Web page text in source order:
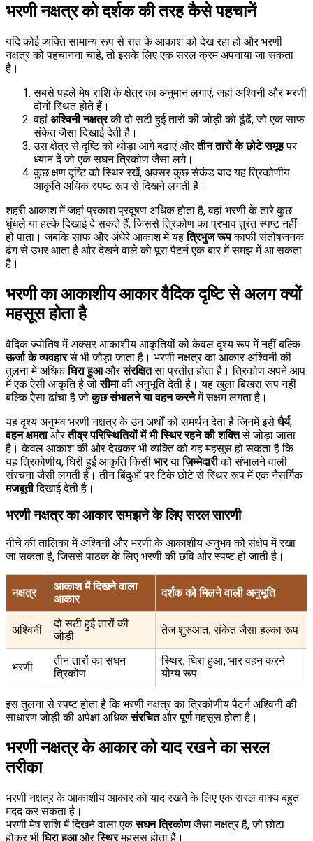
भरणी नक्षत्र को दर्शक की तरह कैसे पहचानें
यदि कोई व्यक्ति सामान्य रूप से रात के आकाश को देख रहा हो और भरणी
नक्षत्र को पहचानना चाहे, तो इसके लिए एक सरल क्रम अपनाया जा सकता
है।
सबसे पहले मेष राशि के क्षेत्र का अनुमान लगाएं, जहां अश्विनी और भरणी
दोनों स्थित होते हैं।
वहां अश्विनी नक्षत्रकी दो सटी हुई तारों की जोड़ी को ढूंढें, जो एक साफ
संकेत जैसा दिखाई देती है।
उस क्षेत्र से दृष्टि को थोड़ा आगे बढ़ाएं औरतीन तारों के छोटे समूहपर
ध्यान दें जो एक सघन त्रिकोण जैसा लगे।
कुछ क्षण दृष्टि को स्थिर रखें, अक्सर कुछ सेकंड बाद यह त्रिकोणीय
आकृति अधिक स्पष्ट रूप से दिखने लगती है।
शहरी आकाश में जहां प्रकाश प्रदूषण अधिक होता है, वहां भरणी के तारे कुछ
धुंधले या हल्के दिखाई दे सकते हैं, जिससे त्रिकोण का प्रभाव तुरंत स्पष्ट नहीं
हो पाता। जबकि साफ और अंधेरे आकाश में यहत्रिभुज रूपकाफी संतोषजनक
ढंग से उभर आता है और देखने वाले को पूरा पैटर्न एक बार में समझ में आ सकता
है।
भरणी का आकाशीय आकार वैदिक दृष्टि से अलग क्यों
महसूस होता है
वैदिक ज्योतिष में अक्सर आकाशीय आकृतियों को केवल दृश्य रूप में नहीं बल्कि
ऊर्जा के व्यवहारसे भी जोड़ा जाता है। भरणी नक्षत्र का आकार अश्विनी की
तुलना में अधिकघिरा हुआऔरसंरक्षितसा प्रतीत होता है। त्रिकोण अपने आप
में एक ऐसी आकृति है जोसीमाकी अनुभूति देती है। यह खुला बिखरा रूप नहीं
बल्कि ऐसा ढांचा है जोकुछ संभालने या वहन करनेमें सक्षम लगता है।
यह दृश्य अनुभव भरणी नक्षत्र के उन अर्थों को समर्थन देता है जिनमें इसे धैर्य,
वहन क्षमताऔरतीव्र परिस्थितियों में भी स्थिर रहने की शक्तिसे जोड़ा जाता
है। केवल आकाश की ओर देखकर भी व्यक्ति को यह महसूस हो सकता है कि
यह त्रिकोणीय, घिरी हुई आकृति किसी भारयाज़िम्मेदारीको संभालने वाली
संरचना जैसी लगती है। तीन बिंदुओं पर टिके छोटे से स्थिर रूप में एक नैसर्गिक
मजबूतीदिखाई देती है।
भरणी नक्षत्र का आकार समझने के लिए सरल सारणी
नीचे की तालिका में अश्विनी और भरणी के आकाशीय अनुभव को संक्षेप में रखा
जा सकता है, जिससे पाठक के लिए भरणी की छवि और स्पष्ट हो जाती है।
नक्षत्र
आकाश में दिखने वाला
आकार
दर्शक को मिलने वाली अनुभूति
अश्विनी
दो सटी हुई तारों की
जोड़ी
तेज शुरुआत, संकेत जैसा हल्का रूप
भरणी
तीन तारों का सघन
त्रिकोण
स्थिर, घिरा हुआ, भार वहन करने
योग्य रूप
इस तुलना से स्पष्ट होता है कि भरणी नक्षत्र का त्रिकोणीय पैटर्न अश्विनी की
साधारण जोड़ी की अपेक्षा अधिकसंरचितऔरपूर्णमहसूस होता है।
भरणी नक्षत्र के आकार को याद रखने का सरल
तरीका
भरणी नक्षत्र के आकाशीय आकार को याद रखने के लिए एक सरल वाक्य बहुत
मदद कर सकता है।
भरणी मेष राशि में दिखने वाला एकसघन त्रिकोणजैसा नक्षत्र है, जो छोटा
होकर भीघिरा हुआऔरस्थिरमहसूस होता है।